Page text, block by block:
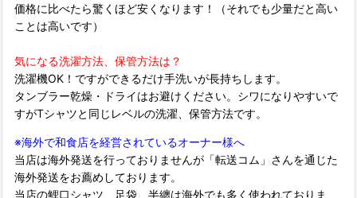
価格に比べたら驚くほど安くなります！（それでも少量だと高い
ことは高いです）
気になる洗濯方法、保管方法は？
洗濯機OK！ですができるだけ手洗いが長持ちします。
タンブラー乾燥・ドライはお避けください。シワになりやすいで
すがTシャツと同じレベルの洗濯、保管方法です。
※海外で和食店を経営されているオーナー様へ
当店は海外発送を行っておりませんが「転送コム」さんを通じた
海外発送をお薦めしております。
当店の鯉口シャツ、足袋、半纏は海外でも多く使われておりま